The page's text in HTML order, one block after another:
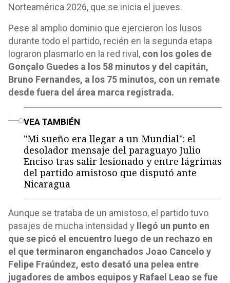
Norteamérica 2026, que se inicia el jueves.
Pese al amplio dominio que ejercieron los lusos
durante todo el partido, recién en la segunda etapa
lograron plasmarlo en la red rival, con los goles de
Gonçalo Guedes a los 58 minutos y del capitán,
Bruno Fernandes, a los 75 minutos, con un remate
desde fuera del área marca registrada.
VEA TAMBIÉN
"Mi sueño era llegar a un Mundial": el
desolador mensaje del paraguayo Julio
Enciso tras salir lesionado y entre lágrimas
del partido amistoso que disputó ante
Nicaragua
Aunque se trataba de un amistoso, el partido tuvo
pasajes de mucha intensidad y
llegó un punto en
que se picó el encuentro luego de un rechazo en
el que terminaron enganchados Joao Cancelo y
Felipe Fraúndez, esto desató una pelea entre
jugadores de ambos equipos y Rafael Leao se fue